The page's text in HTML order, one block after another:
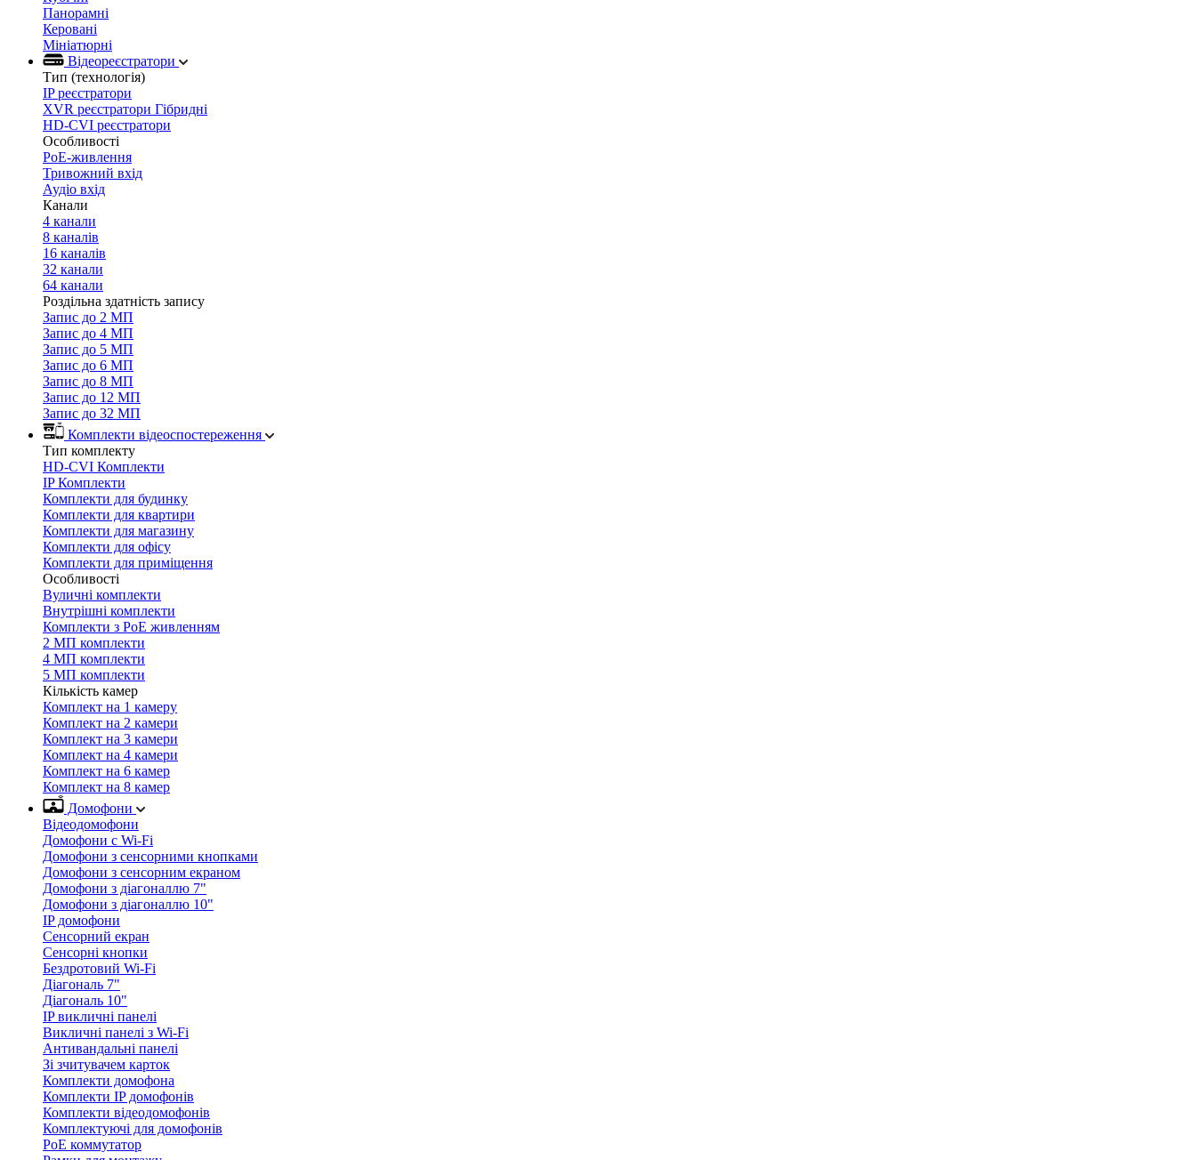
Панорамні
Керовані
Мініатюрні
Відеореєстратори
Тип (технологія)
IP реєстратори
XVR реєстратори Гібридні
HD-CVI реєстратори
Особливості
PoE-живлення
Тривожний вхід
Аудіо вхід
Канали
4 канали
8 каналів
16 каналів
32 канали
64 канали
Роздільна здатність запису
Запис до 2 МП
Запис до 4 МП
Запис до 5 МП
Запис до 6 МП
Запис до 8 МП
Запис до 12 МП
Запис до 32 МП
Комплекти відеоспостереження
Тип комплекту
HD-CVI Комплекти
IP Комплекти
Комплекти для будинку
Комплекти для квартири
Комплекти для магазину
Комплекти для офісу
Комплекти для приміщення
Особливості
Вуличні комплекти
Внутрішні комплекти
Комплекти з PoE живленням
2 МП комплекти
4 МП комплекти
5 МП комплекти
Кількість камер
Комплект на 1 камеру
Комплект на 2 камери
Комплект на 3 камери
Комплект на 4 камери
Комплект на 6 камер
Комплект на 8 камер
Домофони
Відеодомофони
Домофони с Wi-Fi
Домофони з сенсорними кнопками
Домофони з сенсорним екраном
Домофони з діагоналлю 7"
Домофони з діагоналлю 10"
IP домофони
Сенсорний екран
Сенсорні кнопки
Бездротовий Wi-Fi
Діагональ 7"
Діагональ 10"
IP викличні панелі
Викличні панелі з Wi-Fi
Антивандальні панелі
Зі зчитувачем карток
Комплекти домофона
Комплекти IP домофонів
Комплекти відеодомофонів
Комплектуючі для домофонів
PoE коммутатор